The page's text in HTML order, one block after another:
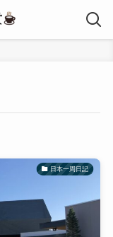
日本一周日記